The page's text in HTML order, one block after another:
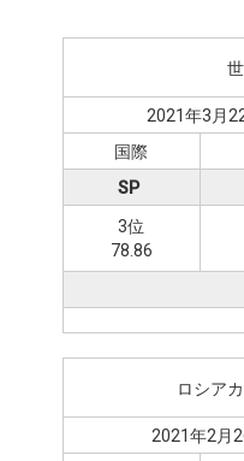
2021年3月
国際
SP
3位
78.86
ロシア
2021年2月